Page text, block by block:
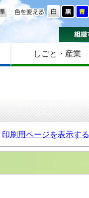
色を変える
しごと・産業
印刷用ページを表示する